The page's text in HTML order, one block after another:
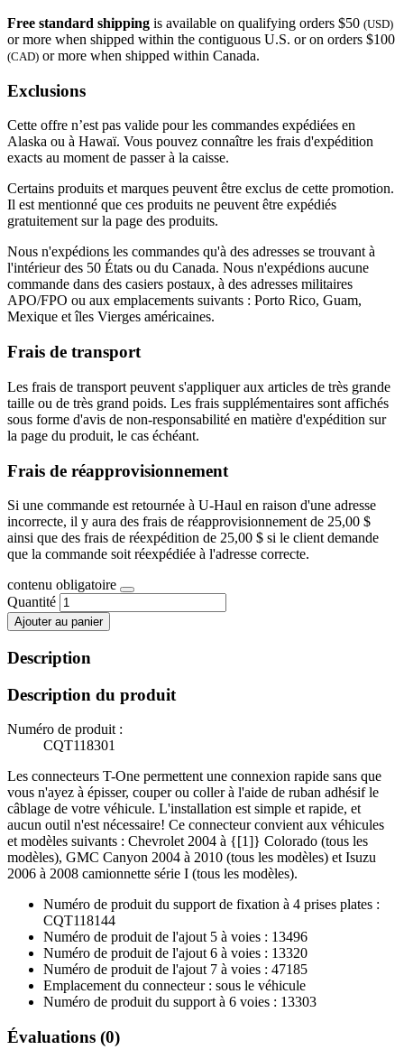
Free standard shipping is available on qualifying orders $50 (USD)
or more when shipped within the contiguous U.S. or on orders $100
(CAD) or more when shipped within Canada.
Exclusions
Cette offre n’est pas valide pour les commandes expédiées en
Alaska ou à Hawaï. Vous pouvez connaître les frais d'expédition
exacts au moment de passer à la caisse.
Certains produits et marques peuvent être exclus de cette promotion.
Il est mentionné que ces produits ne peuvent être expédiés
gratuitement sur la page des produits.
Nous n'expédions les commandes qu'à des adresses se trouvant à
l'intérieur des 50 États ou du Canada. Nous n'expédions aucune
commande dans des casiers postaux, à des adresses militaires
APO/FPO ou aux emplacements suivants : Porto Rico, Guam,
Mexique et îles Vierges américaines.
Frais de transport
Les frais de transport peuvent s'appliquer aux articles de très grande
taille ou de très grand poids. Les frais supplémentaires sont affichés
sous forme d'avis de non-responsabilité en matière d'expédition sur
la page du produit, le cas échéant.
Frais de réapprovisionnement
Si une commande est retournée à U-Haul en raison d'une adresse
incorrecte, il y aura des frais de réapprovisionnement de 25,00 $
ainsi que des frais de réexpédition de 25,00 $ si le client demande
que la commande soit réexpédiée à l'adresse correcte.
contenu obligatoire
Quantité
Ajouter au panier
Description
Description du produit
Numéro de produit :
CQT118301
Les connecteurs T-One permettent une connexion rapide sans que
vous n'ayez à épisser, couper ou coller à l'aide de ruban adhésif le
câblage de votre véhicule. L'installation est simple et rapide, et
aucun outil n'est nécessaire! Ce connecteur convient aux véhicules
et modèles suivants : Chevrolet 2004 à {[1]} Colorado (tous les
modèles), GMC Canyon 2004 à 2010 (tous les modèles) et Isuzu
2006 à 2008 camionnette série I (tous les modèles).
Numéro de produit du support de fixation à 4 prises plates :
CQT118144
Numéro de produit de l'ajout 5 à voies : 13496
Numéro de produit de l'ajout 6 à voies : 13320
Numéro de produit de l'ajout 7 à voies : 47185
Emplacement du connecteur : sous le véhicule
Numéro de produit du support à 6 voies : 13303
Évaluations (0)